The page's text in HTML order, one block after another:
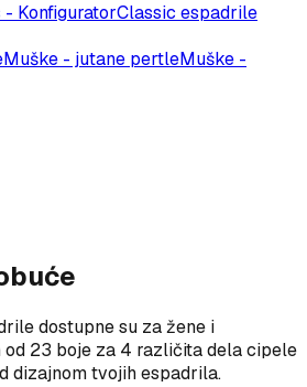
- KonfiguratorClassic espadrile
Muške - jutane pertleMuške -
dostupne su za žene i
od 23 boje za 4 različita dela cipele
dizajnom tvojih espadrila.